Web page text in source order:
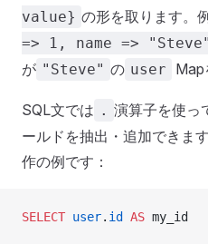
value} の形を取ります。
=> 1, name =>
が "Steve" の user Map
SQL文では . 演算子を使っ
ールドを抽出・追加できま
作の例です：
SELECT user. id AS my_id